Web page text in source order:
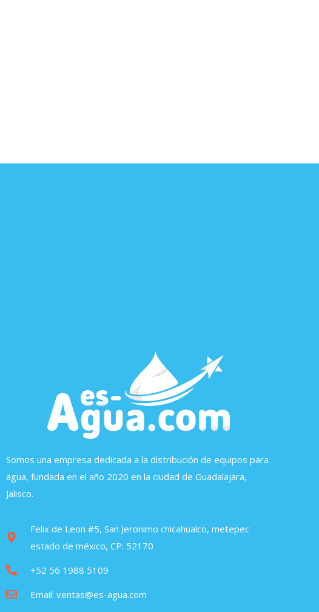
Somos una empresa dedicada a la distribución de equipos para
agua, fundada en el año 2020 en la ciudad de Guadalajara,
Jalisco.
Felix de Leon #5, San Jeronimo chicahualco, metepec
estado de méxico, CP: 52170
+52 56 1988 5109
Email: ventas@es-agua.com